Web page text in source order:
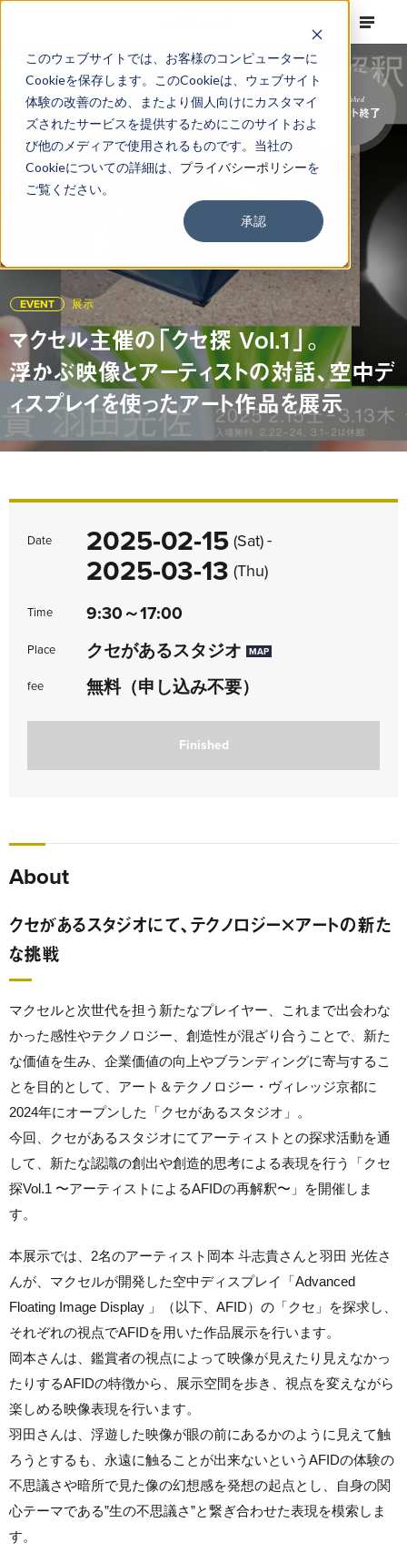
このウェブサイトでは、お客様のコンピューターに
Cookieを保存します。このCookieは、ウェブサイト
体験の改善のため、またより個人向けにカスタマイ
ズされたサービスを提供するためにこのサイトおよ
び他のメディアで使用されるものです。当社の
Cookieについての詳細は、 プライバシーポリシーを
ご覧ください。
承認
EVENT 展示
マクセル主催の「クセ探 Vol.1」。
浮かぶ映像とアーティストの対話、空中デ
ィスプレイを使ったアート作品を展示
Finished
イベント終了
Date 2025-02-15 (Sat)-
2025-03-13 (Thu)
Time 9:30～17:00
Place クセがあるスタジオ MAP
fee 無料（申し込み不要）
Finished
About
クセがあるスタジオにて、テクノロジー×アートの新た
な挑戦
マクセルと次世代を担う新たなプレイヤー、これまで出会わな
かった感性やテクノロジー、創造性が混ざり合うことで、新た
な価値を生み、企業価値の向上やブランディングに寄与するこ
とを目的として、アート＆テクノロジー・ヴィレッジ京都に
2024年にオープンした「クセがあるスタジオ」。
今回、クセがあるスタジオにてアーティストとの探求活動を通
して、新たな認識の創出や創造的思考による表現を行う「クセ
探Vol.1 〜アーティストによるAFIDの再解釈〜」を開催しま
す。
本展示では、2名のアーティスト岡本 斗志貴さんと羽田 光佐さ
んが、マクセルが開発した空中ディスプレイ「Advanced
Floating Image Display 」（以下、AFID）の「クセ」を探求し、
それぞれの視点でAFIDを用いた作品展示を行います。
岡本さんは、鑑賞者の視点によって映像が見えたり見えなかっ
たりするAFIDの特徴から、展示空間を歩き、視点を変えながら
楽しめる映像表現を行います。
羽田さんは、浮遊した映像が眼の前にあるかのように見えて触
ろうとするも、永遠に触ることが出来ないというAFIDの体験の
不思議さや暗所で見た像の幻想感を発想の起点とし、自身の関
心テーマである”生の不思議さ”と繋ぎ合わせた表現を模索しま
す。